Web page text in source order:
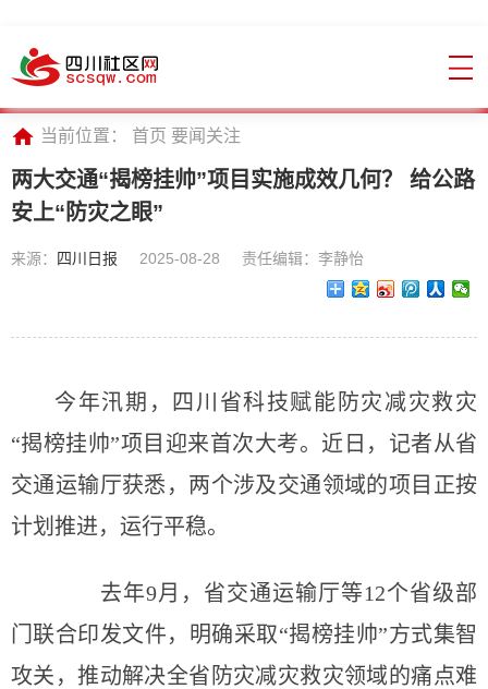
当前位置： 首页 要闻关注
两大交通“揭榜挂帅”项目实施成效几何？ 给公路
安上“防灾之眼”
来源： 四川日报 2025-08-28 责任编辑：李静怡
今年汛期，四川省科技赋能防灾减灾救灾
“揭榜挂帅”项目迎来首次大考。近日，记者从省
交通运输厅获悉，两个涉及交通领域的项目正按
计划推进，运行平稳。
去年9月，省交通运输厅等12个省级部
门联合印发文件，明确采取“揭榜挂帅”方式集智
攻关，推动解决全省防灾减灾救灾领域的痛点难